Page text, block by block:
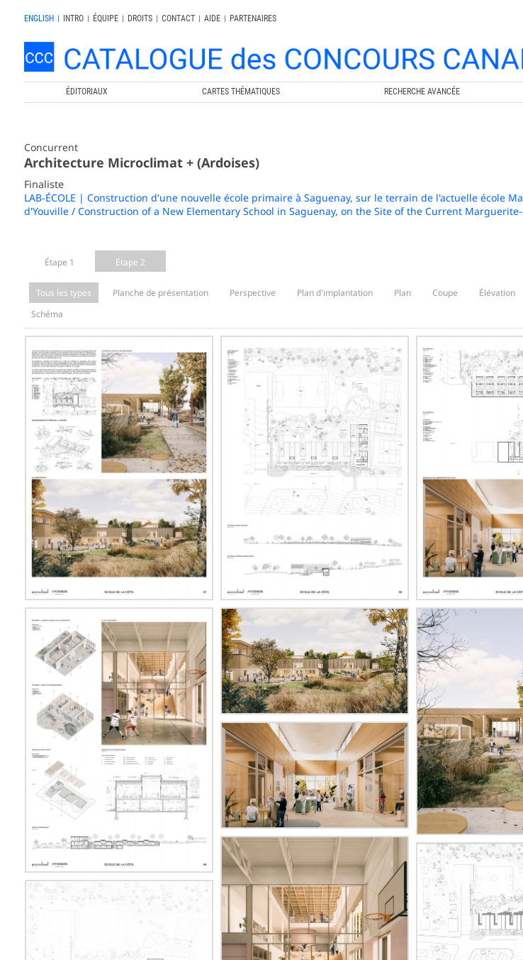
ENGLISH | INTRO | ÉQUIPE | DROITS | CONTACT | AIDE |
PARTENAIRES
ÉDITORIAUX CARTES THÉMATIQUES RECHERCHE AVANCÉE
Concurrent
Architecture Microclimat + (Ardoises)
Finaliste
LAB-ÉCOLE | Construction d'une nouvelle école primaire à Saguenay, sur le terrain de l'actuelle école
d'Youville / Construction of a New Elementary School in Saguenay, on the Site of the Current
Étape 1 Étape 2
Tous les types Planche de présentation Perspective Plan d'implantation Plan Coupe Élévation
Schéma